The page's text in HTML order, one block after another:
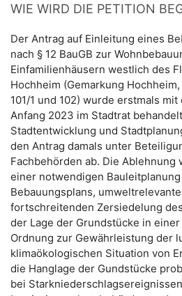
WIE WIRD DIE PETITION
Der Antrag auf Einleitung eines
nach § 12 BauGB zur
Einfamilienhäusern westlich des
Hochheim (Gemarkung
101/1 und 102) wurde erstmals
Anfang 2023 im Stadtrat
Stadtentwicklung und
den Antrag damals unter
Fachbehörden ab. Die
einer notwendigen
Bebauungsplans,
fortschreitenden Zersiedelung
der Lage der Grundstücke in
Ordnung zur Gewährleistung der
klimaökologischen Situation von
die Hanglage der Gundstücke
bei